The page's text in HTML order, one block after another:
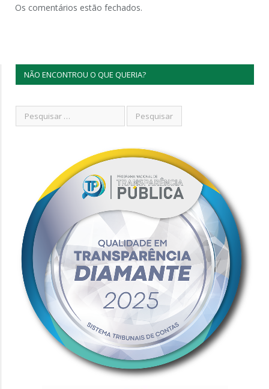
Os comentários estão fechados.
NÃO ENCONTROU O QUE QUERIA?